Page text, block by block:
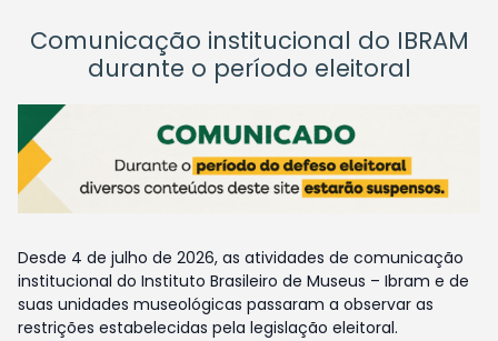
Comunicação institucional do IBRAM
durante o período eleitoral
Desde 4 de julho de 2026, as atividades de comunicação
institucional do Instituto Brasileiro de Museus – Ibram e de
suas unidades museológicas passaram a observar as
restrições estabelecidas pela legislação eleitoral.